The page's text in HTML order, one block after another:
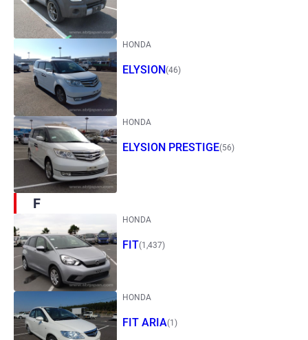
HONDA
ELYSION(46)
HONDA
ELYSION PRESTIGE(56)
F
HONDA
FIT(1,437)
HONDA
FIT ARIA(1)